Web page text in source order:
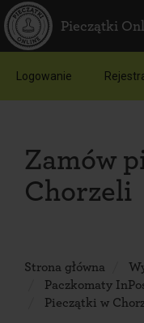
Pieczątki
Logowanie
Zamów
Chorzeli
Strona główna
Paczkomaty
Pieczątki w